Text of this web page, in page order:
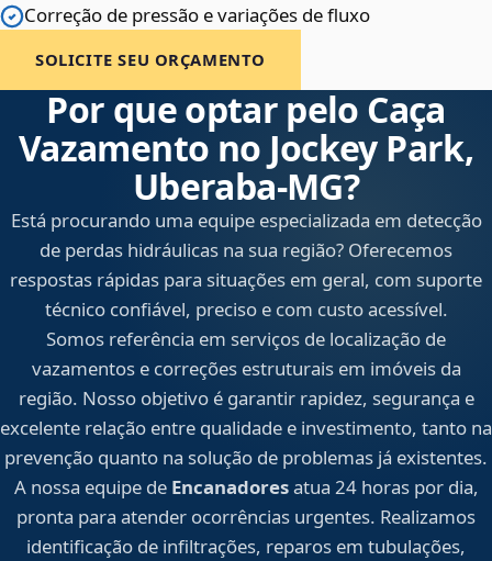
Correção de pressão e variações de fluxo
SOLICITE SEU ORÇAMENTO
Por que optar pelo Caça
Vazamento no Jockey Park,
Uberaba‑MG?
Está procurando uma equipe especializada em detecção
de perdas hidráulicas na sua região? Oferecemos
respostas rápidas para situações em geral, com suporte
técnico confiável, preciso e com custo acessível.
Somos referência em serviços de localização de
vazamentos e correções estruturais em imóveis da
região. Nosso objetivo é garantir rapidez, segurança e
excelente relação entre qualidade e investimento, tanto na
prevenção quanto na solução de problemas já existentes.
A nossa equipe de Encanadoresatua 24 horas por dia,
pronta para atender ocorrências urgentes. Realizamos
identificação de infiltrações, reparos em tubulações,